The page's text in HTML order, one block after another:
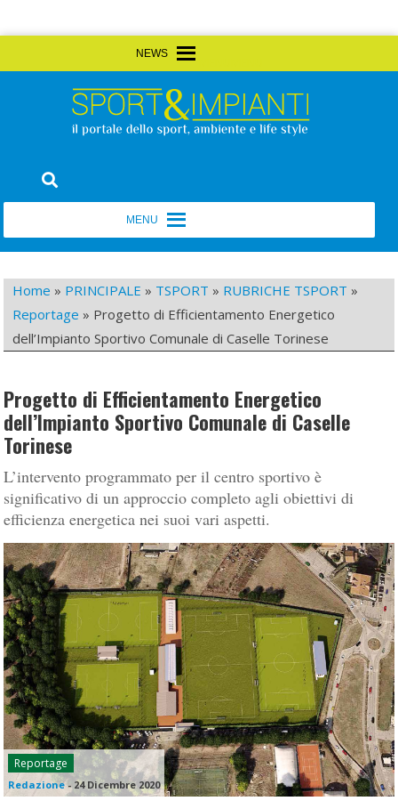
to
Sport&Impianti
Home » PRINCIPALE » TSPORT » RUBRICHE TSPORT »
Reportage » Progetto di Efficientamento Energetico
dell’Impianto Sportivo Comunale di Caselle Torinese
Progetto di Efficientamento Energetico
dell’Impianto Sportivo Comunale di Caselle
Torinese
L’intervento programmato per il centro sportivo è
significativo di un approccio completo agli obiettivi di
efficienza energetica nei suoi vari aspetti.
Reportage
Redazione- 24 Dicembre 2020